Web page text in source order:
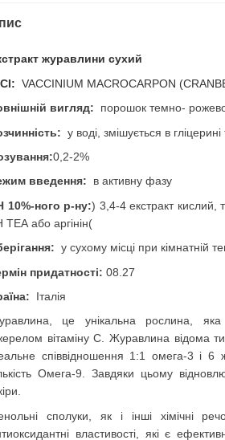
журавлини сухий
: VACCINIUM MACROCARPON
вигляд:
порошок темно-
: у воді, змішується в гліцерині
:
введення:
в активну фазу
10%-ного р-ну: 3,4-4 (екстракт кислий,
ТЕА або аргінін)
: у сухому місці при кімнатній
придатності: 08.27
:
Італія
це унікальна рослина, яка
вітаміну С. Журавлина відома
співвідношення 1:1 омега-3 і
Омега-9. Завдяки цьому
.
сполуки, як і інші хімічні
властивості, які є